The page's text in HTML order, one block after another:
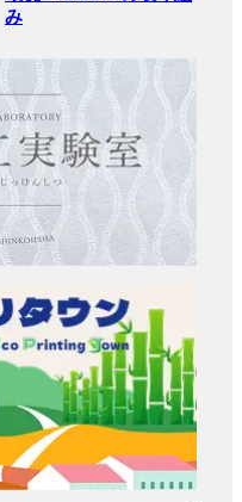
み